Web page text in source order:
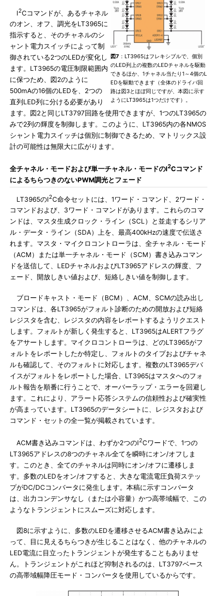
図7 ：LT3965はフレキシブルで、個別
のLED列上の複数のLEDチャネルを駆動
できるほか、1チャネル当たり1～4個のL
EDを駆動できます（全体のドライバ回
路は図3とほぼ同じですが、本図に示す
ようにLT3965は1つだけです）。
I2Cコマンドが、あるチャネル
のオン、オフ、調光をLT3965に
指示すると、そのチャネルのシ
ャント電力スイッチによって制
御されている2つのLEDが変化し
ます。LT3965の電圧制限範囲内
に保つため、図2のように
500mAの16個のLEDを、2つの
直列LED列に分ける必要があり
ます。図2と同じLT3797回路を使用できますが、1つのLT3965の
みで2列の輝度を制御します。このように、LT3965内の各NMOS
シャント電力スイッチは個別に制御できるため、マトリックス設
計の可能性は無限大に広がります。
全チャネル・モードおよび単一チャネル・モードのI2Cコマンド
によるちらつきのないPWM調光とフェード
LT3965のI2C命令セットには、1ワード・コマンド、2ワード・
コマンドおよび、3ワード・コマンドがあります。これらのコマ
ンドは、マスタ生成クロック・ライン（SCL）と並走するシリア
ル・データ・ライン（SDA）上を、最高400kHzの速度で伝送さ
れます。マスタ・マイクロコントローラは、全チャネル・モード
（ACM）または単一チャネル・モード（SCM）書き込みコマン
ドを送信して、LEDチャネルおよびLT3965アドレスの輝度、フ
ェード、開放しきい値および、短絡しきい値を制御します。
ブロードキャスト・モード（BCM）、ACM、SCMの読み出し
コマンドは、各LT3965がフォルト診断のための開放および短絡
レジスタを含む、レジスタの内容をレポートするようリクエスト
します。フォルトが新しく発生すると、LT3965はALERTフラグ
をアサートします。マイクロコントローラは、どのLT3965がフ
ォルトをレポートしたか特定し、フォルトのタイプおよびチャネ
ルも確認して、そのフォルトに対応します。複数のLT3965デバ
イスがフォルトをレポートした場合、LT3965はマスタへのフォ
ルト報告を順番に行うことで、オーバーラップ・エラーを回避し
ます。これにより、アラート応答システムの信頼性および確実性
が高まっています。LT3965のデータシートに、レジスタおよび
コマンド・セットの全一覧が掲載されています。
ACM書き込みコマンドは、わずか2つのI2Cワードで、1つの
LT3965アドレスの8つのチャネル全てを瞬時にオン/オフしま
す。このとき、全てのチャネルは同時にオン/オフに遷移しま
す。多数のLEDをオン/オフすると、大きな電流電圧負荷ステッ
プがDC/DCコンバータに発生します。本稿に示すコンバータ
は、出力コンデンサなし（または小容量）かつ高帯域幅で、この
ようなトランジェントにスムーズに対応します。
図8に示すように、多数のLEDを遷移させるACM書き込みによ
って、目に見えるちらつきが生じることはなく、他のチャネルの
LED電流に目立ったトランジェントが発生することもありませ
ん。トランジェントがこれほど抑制されるのは、LT3797ベース
の高帯域幅降圧モード・コンバータを使用しているからです。